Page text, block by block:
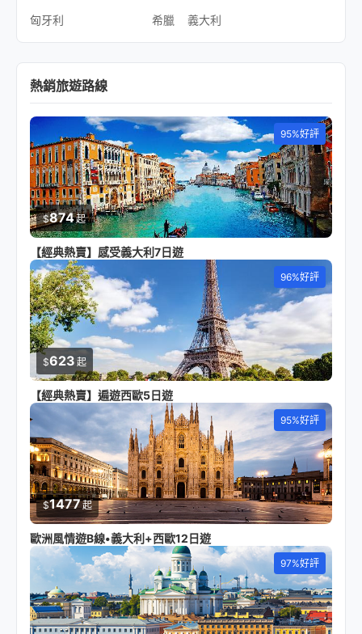
匈牙利 希臘 義大利
熱銷旅遊路線
95%好評
$874起
【經典熱賣】感受義大利7日遊
96%好評
$623 起
【經典熱賣】遍遊西歐5日遊
95%好評
$1477起
歐洲風情遊B線•義大利+西歐12日遊
97%好評